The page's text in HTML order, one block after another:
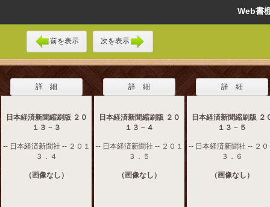
Web
前を表示 次を表示
詳 細
日本経済新聞縮刷版 ２０
１３－３
-- 日本経済新聞社 -- ２０１
３．４
（画像なし）
詳 細
日本経済新聞縮刷版 ２０
１３－４
-- 日本経済新聞社 -- ２０１
３．５
（画像なし）
詳 細
日本経済新聞縮刷版 ２
１３－５
-- 日本経済新聞社 -- ２０
３．６
（画像なし）